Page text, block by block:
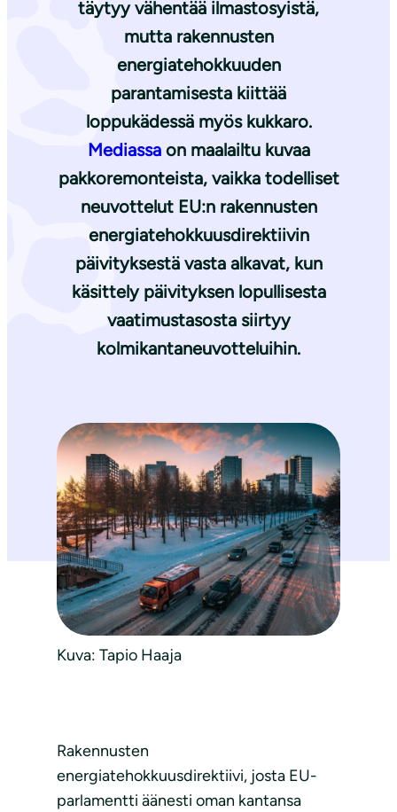
täytyy vähentää ilmastosyistä,
mutta rakennusten
energiatehokkuuden
parantamisesta kiittää
loppukädessä myös kukkaro.
Mediassaon maalailtu kuvaa
pakkoremonteista, vaikka todelliset
neuvottelut EU:n rakennusten
energiatehokkuusdirektiivin
päivityksestä vasta alkavat, kun
käsittely päivityksen lopullisesta
vaatimustasosta siirtyy
kolmikantaneuvotteluihin.
Kuva: Tapio Haaja
Rakennusten
energiatehokkuusdirektiivi, josta EU-
parlamentti äänesti oman kantansa